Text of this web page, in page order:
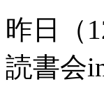
昨日（
読書会